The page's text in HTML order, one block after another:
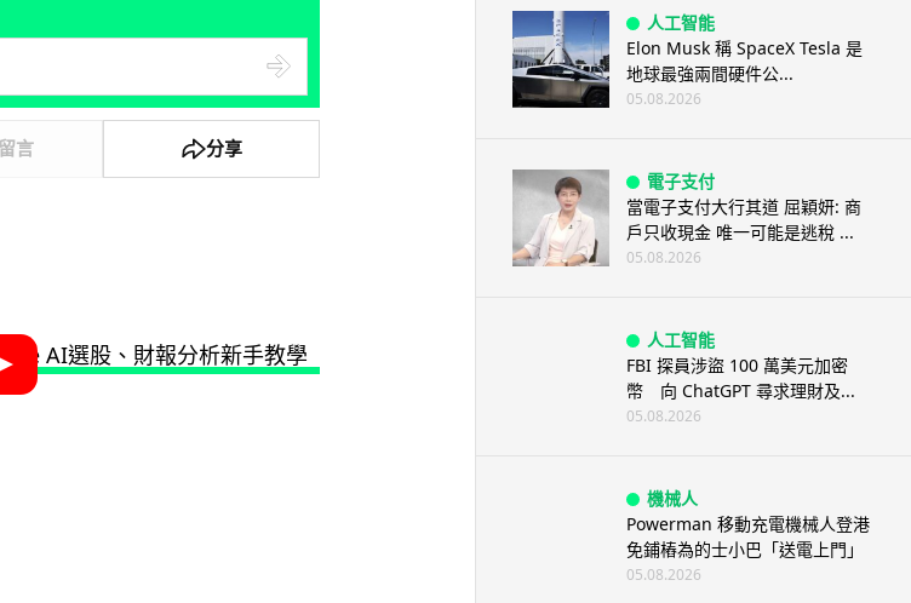
言 分享
人工智能
Elon Musk 稱 SpaceX Tesla 是
地球最強兩間硬件公...
05.08.2026
電子支付
當電子支付大行其道 屈穎妍: 商
戶只收現金 唯一可能是逃稅 ...
05.08.2026
人工智能
FBI 探員涉盜 100 萬美元加密
幣 向 ChatGPT 尋求理財及...
05.08.2026
機械人
Powerman 移動充電機械人登港
免鋪樁為的士小巴「送電上門」
05.08.2026